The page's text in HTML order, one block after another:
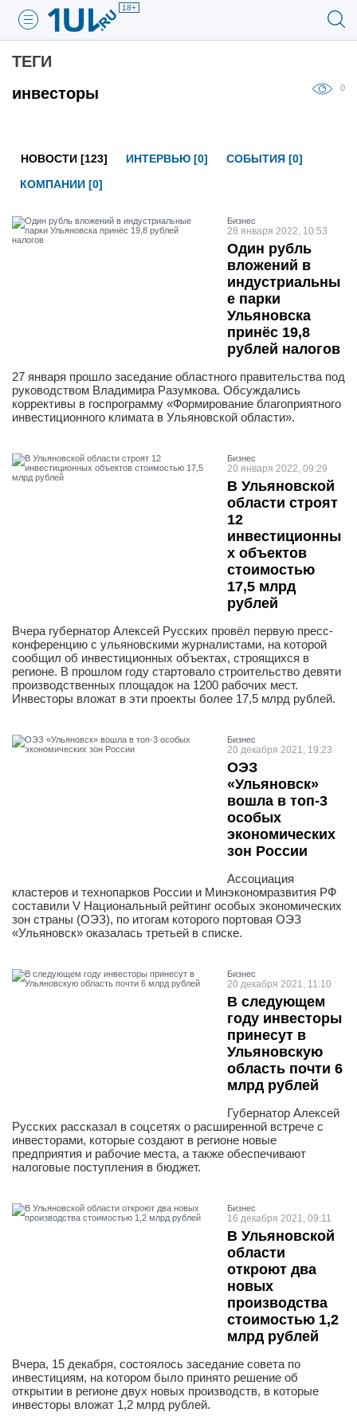
18+
ТЕГИ
инвесторы
0
НОВОСТИ [123] ИНТЕРВЬЮ [0]
СОБЫТИЯ [0]
КОМПАНИИ [0]
Бизнес
28 января 2022, 10:53
Один рубль
вложений в
индустриальны
е парки
Ульяновска
принёс 19,8
рублей налогов
27 января прошло заседание областного правительства под
руководством Владимира Разумкова. Обсуждались
коррективы в госпрограмму «Формирование благоприятного
инвестиционного климата в Ульяновской области».
Бизнес
20 января 2022, 09:29
В Ульяновской
области строят
12
инвестиционны
х объектов
стоимостью
17,5 млрд
рублей
Вчера губернатор Алексей Русских провёл первую пресс-
конференцию с ульяновскими журналистами, на которой
сообщил об инвестиционных объектах, строящихся в
регионе. В прошлом году стартовало строительство девяти
производственных площадок на 1200 рабочих мест.
Инвесторы вложат в эти проекты более 17,5 млрд рублей.
Бизнес
20 декабря 2021, 19:23
ОЭЗ
«Ульяновск»
вошла в топ-3
особых
экономических
зон России
Ассоциация
кластеров и технопарков России и Минэкономразвития РФ
составили V Национальный рейтинг особых экономических
зон страны (ОЭЗ), по итогам которого портовая ОЭЗ
«Ульяновск» оказалась третьей в списке.
Бизнес
20 декабря 2021, 11:10
В следующем
году инвесторы
принесут в
Ульяновскую
область почти 6
млрд рублей
Губернатор Алексей
Русских рассказал в соцсетях о расширенной встрече с
инвесторами, которые создают в регионе новые
предприятия и рабочие места, а также обеспечивают
налоговые поступления в бюджет.
Бизнес
16 декабря 2021, 09:11
В Ульяновской
области
откроют два
новых
производства
стоимостью 1,2
млрд рублей
Вчера, 15 декабря, состоялось заседание совета по
инвестициям, на котором было принято решение об
открытии в регионе двух новых производств, в которые
инвесторы вложат 1,2 млрд рублей.